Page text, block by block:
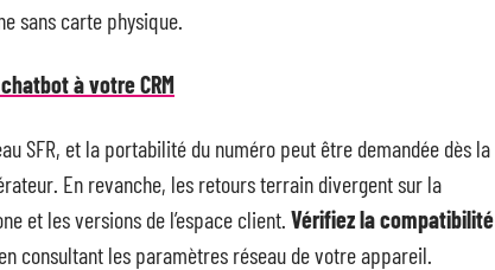
sans carte physique.
à votre CRM
SFR, et la portabilité du numéro peut être demandée dès la
En revanche, les retours terrain divergent sur la
et les versions de l’espace client. Vérifiez la compatibilité
en consultant les paramètres réseau de votre appareil.